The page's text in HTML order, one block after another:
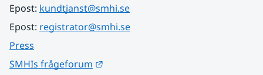
Epost: kundtjanst@smhi.se
Epost: registrator@smhi.se
Press
SMHIs frågeforum